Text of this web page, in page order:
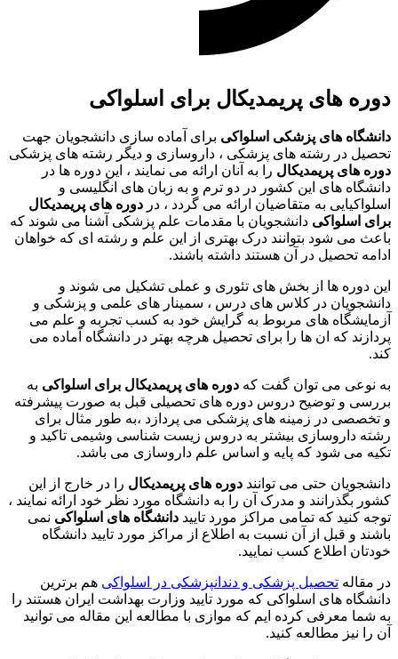
دوره های پریمدیکال برای اسلواکی
دانشگاه های پزشکی اسلواکی برای آماده سازی دانشجویان جهت
تحصیل در رشته های پزشکی ، داروسازی و دیگر رشته های پزشکی
دوره های پریمدیکال را به آنان ارائه می نمایند ، این دوره ها در
دانشگاه های این کشور در دو ترم و به زبان های انگلیسی و
اسلواکیایی به متقاضیان ارائه می گردد ، در دوره های پریمدیکال
برای اسلواکی دانشجویان با مقدمات علم پزشکی آشنا می شوند که
باعث می شود بتوانند درک بهتری از این علم و رشته ای که خواهان
ادامه تحصیل در آن هستند داشته باشند.
این دوره ها از بخش های تئوری و عملی تشکیل می شوند و
دانشجویان در کلاس های درس ، سمینار های علمی و پزشکی و
آزمایشگاه های مربوط به گرایش خود به کسب تجربه و علم می
پردازند که ان ها را برای تحصیل هرچه بهتر در دانشگاه آماده می
کند.
به نوعی می توان گفت که دوره های پریمدیکال برای اسلواکی به
بررسی و توضیح دروس دوره های تحصیلی قبل به صورت پیشرفته
و تخصصی در زمینه های پزشکی می پردازد ،به طور مثال برای
رشته داروسازی بیشتر به دروس زیست شناسی وشیمی تاکید و
تکیه می شود که پایه و اساس علم داروسازی می باشد.
دانشجویان حتی می توانند دوره های پریمدیکال را در خارج از این
کشور بگذرانند و مدرک آن را به دانشگاه مورد نظر خود ارائه نمایند ،
توجه کنید که تمامی مراکز مورد تایید دانشگاه های اسلواکی نمی
باشند و قبل از آن نسبت به اطلاع از مراکز مورد تایید دانشگاه
خودتان اطلاع کسب نمایید.
در مقاله تحصیل پزشکی و دندانپزشکی در اسلواکی هم برترین
دانشگاه های اسلواکی که مورد تایید وزارت بهداشت ایران هستند را
به شما معرفی کرده ایم که موازی با مطالعه این مقاله می توانید
آن را نیز مطالعه کنید.